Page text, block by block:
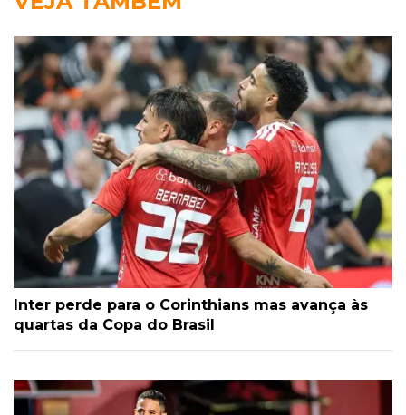
Inter perde para o Corinthians mas avança às
quartas da Copa do Brasil